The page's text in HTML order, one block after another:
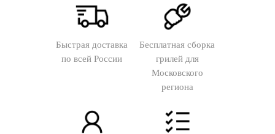
Быстрая доставка
по всей России
Бесплатная сборка
грилей для
Московского
региона